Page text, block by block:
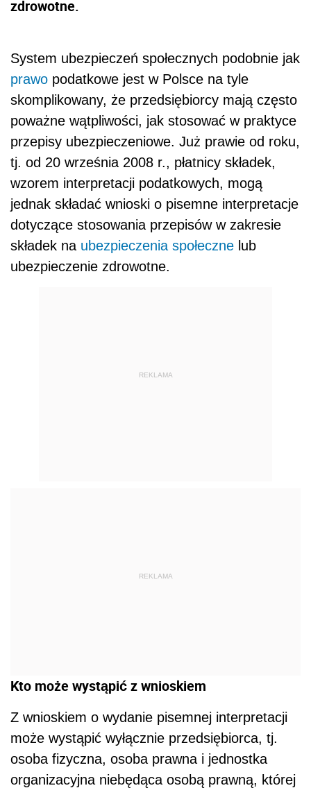
zdrowotne.
System ubezpieczeń społecznych podobnie jak
prawo podatkowe jest w Polsce na tyle
skomplikowany, że przedsiębiorcy mają często
poważne wątpliwości, jak stosować w praktyce
przepisy ubezpieczeniowe. Już prawie od roku,
tj. od 20 września 2008 r., płatnicy składek,
wzorem interpretacji podatkowych, mogą
jednak składać wnioski o pisemne interpretacje
dotyczące stosowania przepisów w zakresie
składek na ubezpieczenia społeczne lub
ubezpieczenie zdrowotne.
REKLAMA
REKLAMA
Kto może wystąpić z wnioskiem
Z wnioskiem o wydanie pisemnej interpretacji
może wystąpić wyłącznie przedsiębiorca, tj.
osoba fizyczna, osoba prawna i jednostka
organizacyjna niebędąca osobą prawną, której